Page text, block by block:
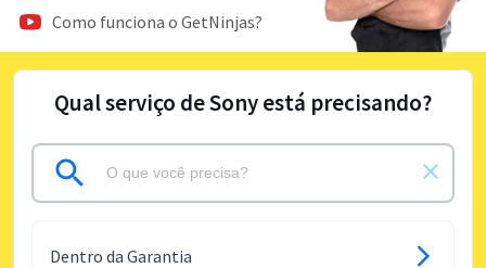
Como funciona o GetNinjas?
Qual serviço de Sony está precisando?
Dentro da Garantia